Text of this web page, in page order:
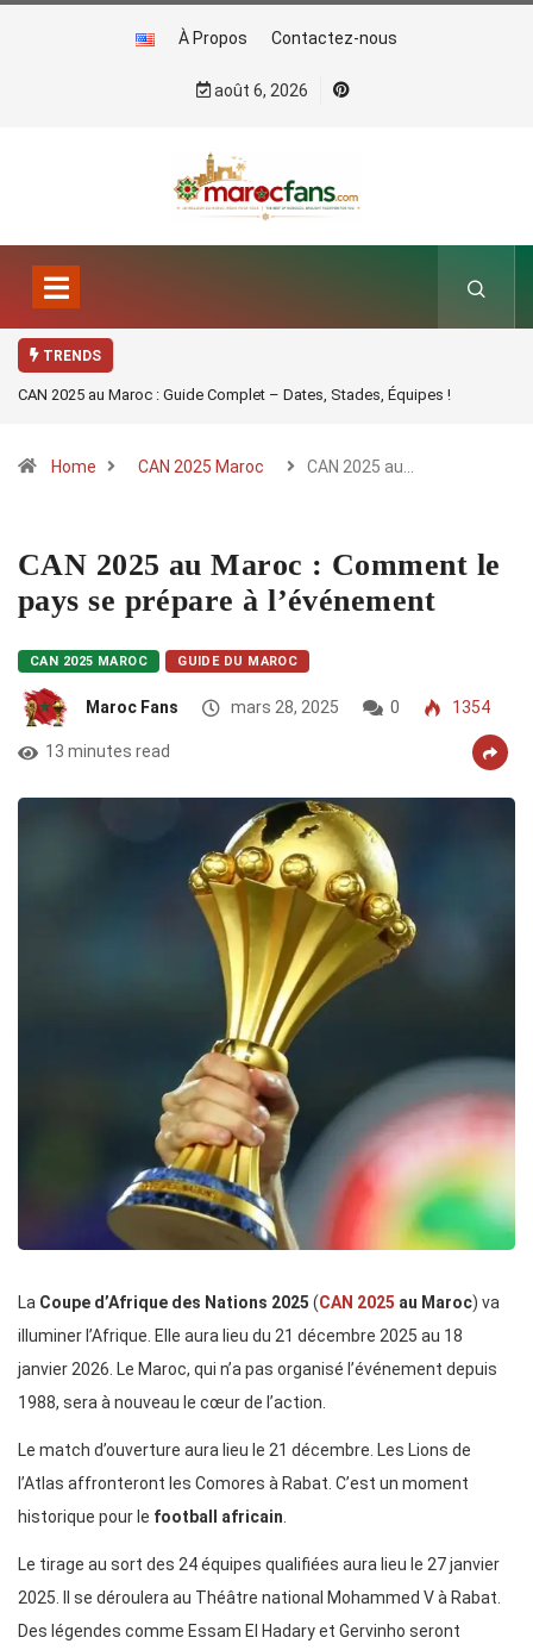
À Propos Contactez-nous
août 6, 2026
TRENDS
CAN 2025 au Maroc : Guide Complet – Dates, Stades, Équipes !
Home CAN 2025 Maroc CAN 2025 au…
CAN 2025 au Maroc : Comment le
pays se prépare à l’événement
CAN 2025 MAROC GUIDE DU MAROC
Maroc Fans mars 28, 2025 0 1354
13 minutes read
La Coupe d’Afrique des Nations 2025 (CAN 2025 au Maroc) va
illuminer l’Afrique. Elle aura lieu du 21 décembre 2025 au 18
janvier 2026. Le Maroc, qui n’a pas organisé l’événement depuis
1988, sera à nouveau le cœur de l’action.
Le match d’ouverture aura lieu le 21 décembre. Les Lions de
l’Atlas affronteront les Comores à Rabat. C’est un moment
historique pour le football africain.
Le tirage au sort des 24 équipes qualifiées aura lieu le 27 janvier
2025. Il se déroulera au Théâtre national Mohammed V à Rabat.
Des légendes comme Essam El Hadary et Gervinho seront